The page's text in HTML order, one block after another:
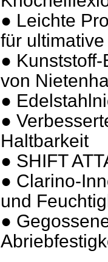
● Leichte
für
●
von
●
●
Haltbarkeit
● SHIFT
● Clarino-
und
●